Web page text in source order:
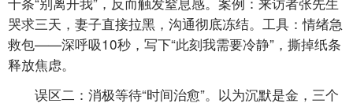
哭求三天，妻子直接拉黑，沟通彻底冻结。工具：情绪急
救包——深呼吸10秒，写下“此刻我需要冷静”，撕掉纸条
释放焦虑。
误区二：消极等待“时间治愈”。以为沉默是金，三个